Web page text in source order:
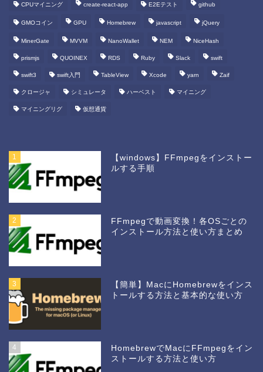
CPUマイニング create-react-app E2Eテスト github
GMOコイン GPU Homebrew javascript jQuery
MinerGate MVVM NanoWallet NEM NiceHash
prismjs QUOINEX RDS Ruby Slack swift
swift3 swift入門 TableView Xcode yarn Zaif
クロージャ シミュレータ ハーベスト マイニング
マイニングリグ 仮想通貨
1
【windows】FFmpegをインストー
ルする手順
2
FFmpegで動画変換！各OSごとの
インストール方法と使い方まとめ
3
【簡単】MacにHomebrewをインス
トールする方法と基本的な使い方
4
HomebrewでMacにFFmpegをイン
ストールする方法と使い方